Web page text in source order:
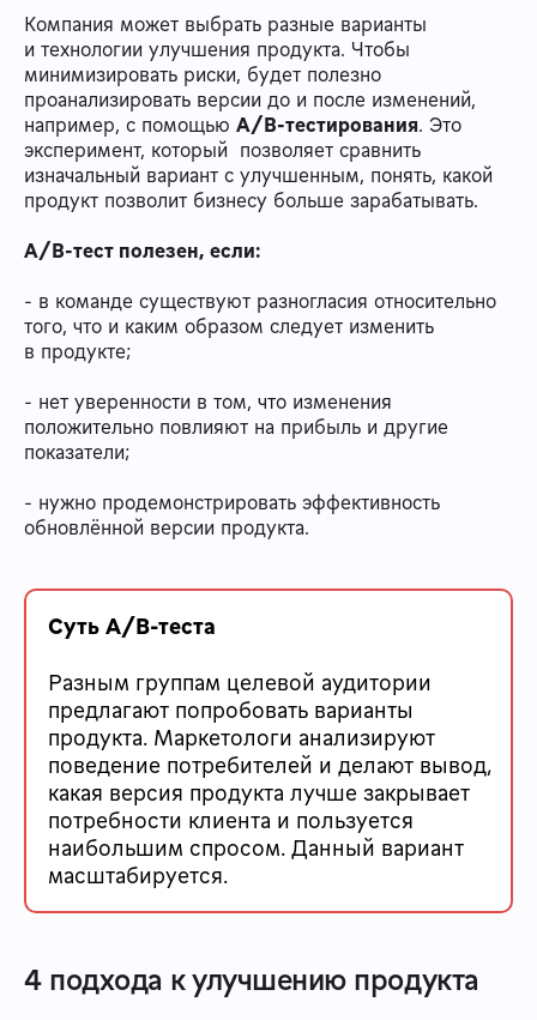
Компания может выбрать разные варианты
и технологии улучшения продукта. Чтобы
минимизировать риски, будет полезно
проанализировать версии до и после изменений,
например, с помощью A/B-тестирования. Это
эксперимент, который позволяет сравнить
изначальный вариант с улучшенным, понять, какой
продукт позволит бизнесу больше зарабатывать.
A/B-тест полезен, если:
- в команде существуют разногласия относительно
того, что и каким образом следует изменить
в продукте;
- нет уверенности в том, что изменения
положительно повлияют на прибыль и другие
показатели;
- нужно продемонстрировать эффективность
обновлённой версии продукта.
Суть A/B-теста
Разным группам целевой аудитории
предлагают попробовать варианты
продукта. Маркетологи анализируют
поведение потребителей и делают вывод,
какая версия продукта лучше закрывает
потребности клиента и пользуется
наибольшим спросом. Данный вариант
масштабируется.
4 подхода к улучшению продукта